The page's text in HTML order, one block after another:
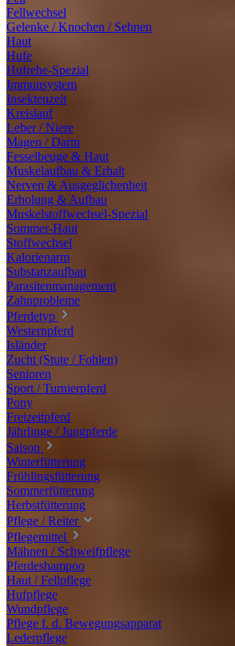
Fellwechsel
Gelenke / Knochen / Sehnen
Haut
Hufe
Hufrehe-Spezial
Immunsystem
Insektenzeit
Kreislauf
Leber / Niere
Magen / Darm
Fesselbeuge & Haut
Muskelaufbau & Erhalt
Nerven & Ausgeglichenheit
Erholung & Aufbau
Muskelstoffwechsel-Spezial
Sommer-Haut
Stoffwechsel
Kalorienarm
Substanzaufbau
Parasitenmanagement
Zahnprobleme
Pferdetyp
Westernpferd
Isländer
Zucht (Stute / Fohlen)
Senioren
Sport / Turnierpferd
Pony
Freizeitpferd
Jährlinge / Jungpferde
Saison
Winterfütterung
Frühlingsfütterung
Sommerfütterung
Herbstfütterung
Pflege / Reiter
Pflegemittel
Mähnen / Schweifpflege
Pferdeshampoo
Haut / Fellpflege
Hufpflege
Wundpflege
Pflege f. d. Bewegungsapparat
Lederpflege